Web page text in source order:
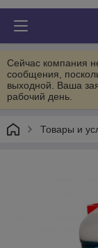
Сейчас компания
сообщения,
выходной. Ваша
рабочий день.
Товары и